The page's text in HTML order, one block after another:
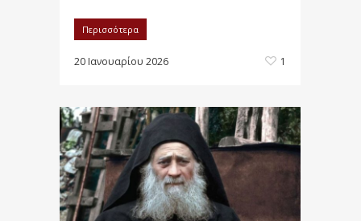
Περισσότερα
20 Ιανουαρίου 2026 1